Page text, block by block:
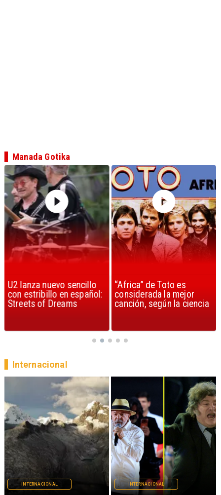
U2 lanza nuevo sencillo
con estribillo en español:
Streets of Dreams
“Africa” de Toto es
considerada la mejor
canción, según la ciencia
Manada Gotika
INTERNACIONAL INTERNACIONAL
Internacional